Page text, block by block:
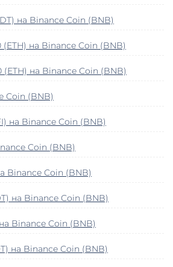
на Binance Coin (BNB)
(ETH) на Binance Coin (BNB)
на Binance Coin (BNB)
Coin (BNB)
на Binance Coin (BNB)
Coin (BNB)
Binance Coin (BNB)
на Binance Coin (BNB)
Binance Coin (BNB)
на Binance Coin (BNB)